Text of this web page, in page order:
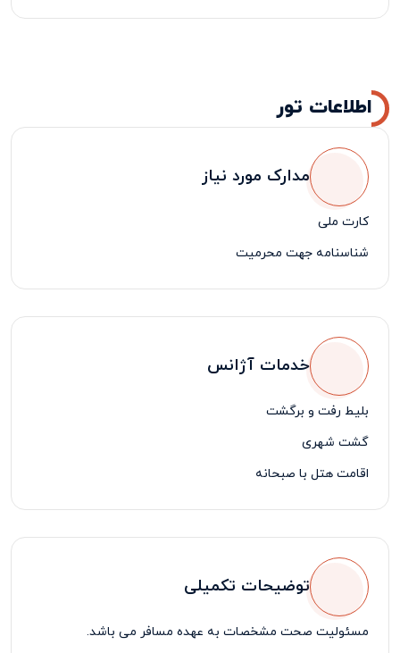
اطلاعات تور
مدارک مورد نیاز
کارت ملی
شناسنامه جهت محرمیت
خدمات آژانس
بلیط رفت و برگشت
گشت شهری
اقامت هتل با صبحانه
توضیحات تکمیلی
مسئولیت صحت مشخصات به عهده مسافر می باشد.